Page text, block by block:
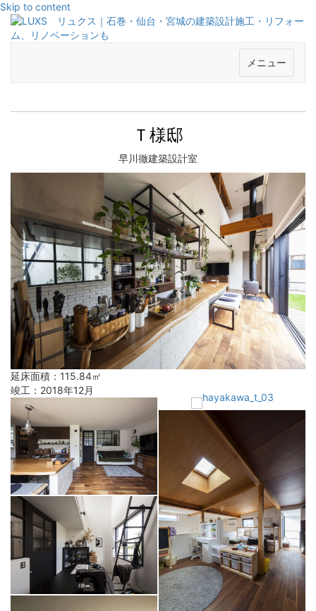
Skip to content
メニュー
Ｔ様邸
早川徹建築設計室
延床面積：115.84㎡
竣工：2018年12月